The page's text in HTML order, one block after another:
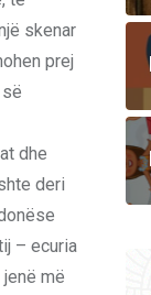
skenar
prej
dhe
deri
– ecuria
më